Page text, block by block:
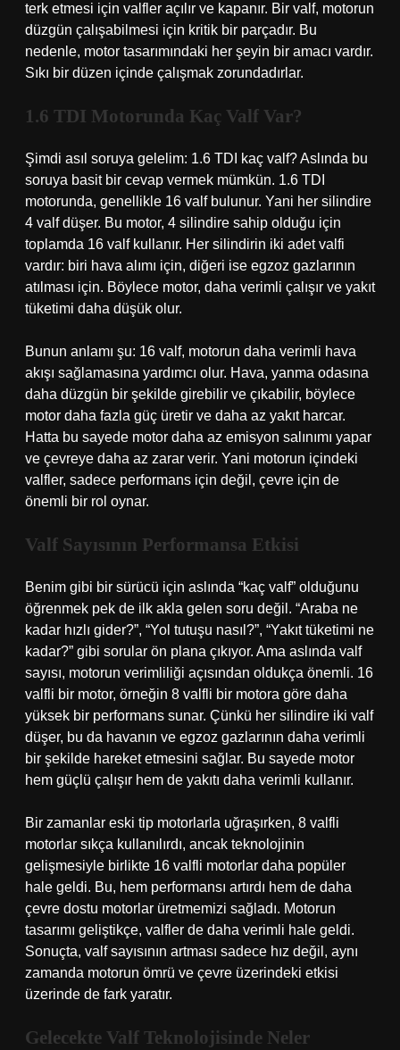
terk etmesi için valfler açılır ve kapanır. Bir valf, motorun
düzgün çalışabilmesi için kritik bir parçadır. Bu
nedenle, motor tasarımındaki her şeyin bir amacı vardır.
Sıkı bir düzen içinde çalışmak zorundadırlar.
1.6 TDI Motorunda Kaç Valf Var?
Şimdi asıl soruya gelelim: 1.6 TDI kaç valf? Aslında bu
soruya basit bir cevap vermek mümkün. 1.6 TDI
motorunda, genellikle 16 valf bulunur. Yani her silindire
4 valf düşer. Bu motor, 4 silindire sahip olduğu için
toplamda 16 valf kullanır. Her silindirin iki adet valfi
vardır: biri hava alımı için, diğeri ise egzoz gazlarının
atılması için. Böylece motor, daha verimli çalışır ve yakıt
tüketimi daha düşük olur.
Bunun anlamı şu: 16 valf, motorun daha verimli hava
akışı sağlamasına yardımcı olur. Hava, yanma odasına
daha düzgün bir şekilde girebilir ve çıkabilir, böylece
motor daha fazla güç üretir ve daha az yakıt harcar.
Hatta bu sayede motor daha az emisyon salınımı yapar
ve çevreye daha az zarar verir. Yani motorun içindeki
valfler, sadece performans için değil, çevre için de
önemli bir rol oynar.
Valf Sayısının Performansa Etkisi
Benim gibi bir sürücü için aslında “kaç valf” olduğunu
öğrenmek pek de ilk akla gelen soru değil. “Araba ne
kadar hızlı gider?”, “Yol tutuşu nasıl?”, “Yakıt tüketimi ne
kadar?” gibi sorular ön plana çıkıyor. Ama aslında valf
sayısı, motorun verimliliği açısından oldukça önemli. 16
valfli bir motor, örneğin 8 valfli bir motora göre daha
yüksek bir performans sunar. Çünkü her silindire iki valf
düşer, bu da havanın ve egzoz gazlarının daha verimli
bir şekilde hareket etmesini sağlar. Bu sayede motor
hem güçlü çalışır hem de yakıtı daha verimli kullanır.
Bir zamanlar eski tip motorlarla uğraşırken, 8 valfli
motorlar sıkça kullanılırdı, ancak teknolojinin
gelişmesiyle birlikte 16 valfli motorlar daha popüler
hale geldi. Bu, hem performansı artırdı hem de daha
çevre dostu motorlar üretmemizi sağladı. Motorun
tasarımı geliştikçe, valfler de daha verimli hale geldi.
Sonuçta, valf sayısının artması sadece hız değil, aynı
zamanda motorun ömrü ve çevre üzerindeki etkisi
üzerinde de fark yaratır.
Gelecekte Valf Teknolojisinde Neler